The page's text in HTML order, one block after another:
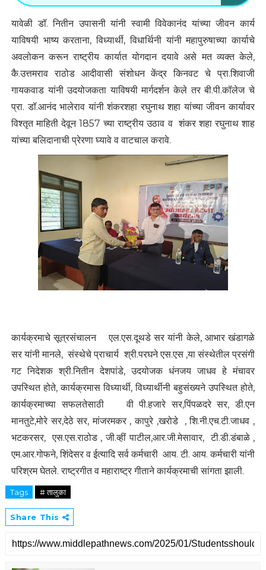
यावेळी डॉ. नितीन उपासनी यांनी स्वामी विवेकानंद यांच्या जीवन कार्य
याविषयी भाष्य करताना, विध्यार्थी, विधार्थिनी यांनी महापुरुषाच्या कार्याचे
अवलोकन करून राष्ट्रीय कार्यात योगदान दयावे असे मत व्यक्त केले,
कै.उत्तमराव राठोड आदीवासी संशोधन केंद्र किनवट चे प्रा.शिवाजी
गायकवाड यांनी उदयोजकता याविषयी मार्गदर्शन केले तर बी.पी.कॉलेज चे
प्रा. डॉ.आनंद भालेराव यांनी शंकरशहा रघुनाथ शहा यांच्या जीवन कार्यावर
विश्तृत माहिती देवून 1857 च्या राष्ट्रीय उठाव व शंकर शहा रघुनाथ शाह
यांच्या बलिदानाची प्रेरणा घ्यावे व वाटचाल करावे.
कार्यक्रमाचे सूत्रसंचालन एल.एस.दूथडे सर यांनी केले, आभार खंडागळे
सर यांनी मानले, संस्थेचे प्राचार्य श्री.परघने एस.एस ,या संस्थेतील प्रसंगी
गट निदेशक श्री.नितीन देशपांडे, उदयोजक धंनजय जाधव हे मंचावर
उपस्थित होते, कार्यक्रमास विध्यार्थी, विध्यार्थीनी बहुसंख्यने उपस्थित होते,
कार्यक्रमाच्या सफलतेसाठी वी पी.हजारे सर,पिंपळदरे सर, डी.एन
मानतुटे,मोरे सर,देठे सर, मांजरमकर , कापुरे ,खरोडे , शि.नी.एच.टी.जाधव ,
भटकरसर, एस.एस.राठोड , जी.व्हीं पाटील,आर.जी.मेसावार, टी.डी.डंबाळे ,
एम.आर.गोफने, शिंदेसर व ईत्यादि सर्व कर्मचारी आय. टी. आय. कर्मचारी यांनी
परिश्रम घेतले. राष्ट्रगीत व महाराष्ट्र गीताने कार्यक्रमाची सांगता झाली.
Tags # तालुका
Share This